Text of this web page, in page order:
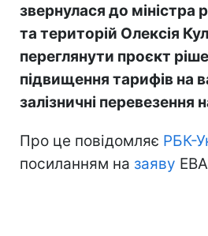
звернулася до міністра
та територій Олексія
переглянути проєкт
підвищення тарифів на
залізничні перевезення
Про це повідомляє РБК-
посиланням на заяву